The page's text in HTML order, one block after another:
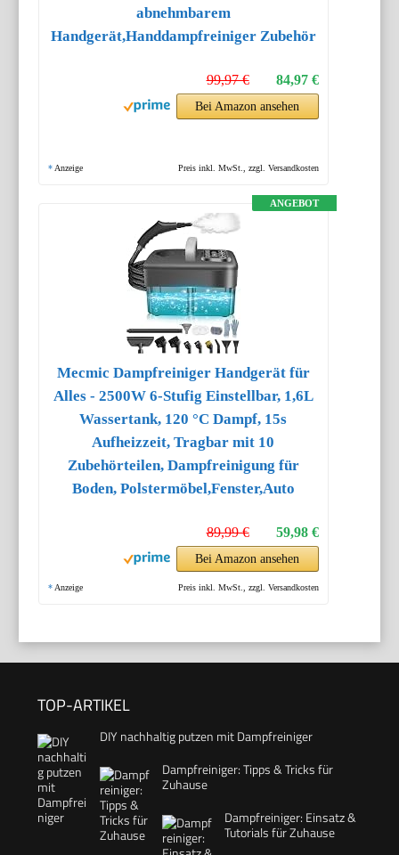
abnehmbarem
Handgerät,Handdampfreiniger Zubehör
84,97 €
99,97 €
Bei Amazon ansehen
* Anzeige Preis inkl. MwSt., zzgl. Versandkosten
ANGEBOT
Mecmic Dampfreiniger Handgerät für
Alles - 2500W 6-Stufig Einstellbar, 1,6L
Wassertank, 120 °C Dampf, 15s
Aufheizzeit, Tragbar mit 10
Zubehörteilen, Dampfreinigung für
Boden, Polstermöbel,Fenster,Auto
59,98 €
89,99 €
Bei Amazon ansehen
* Anzeige Preis inkl. MwSt., zzgl. Versandkosten
TOP-ARTIKEL
DIY nachhaltig putzen mit Dampfreiniger
Dampfreiniger: Tipps & Tricks für
Zuhause
Dampfreiniger: Einsatz &
Tutorials für Zuhause